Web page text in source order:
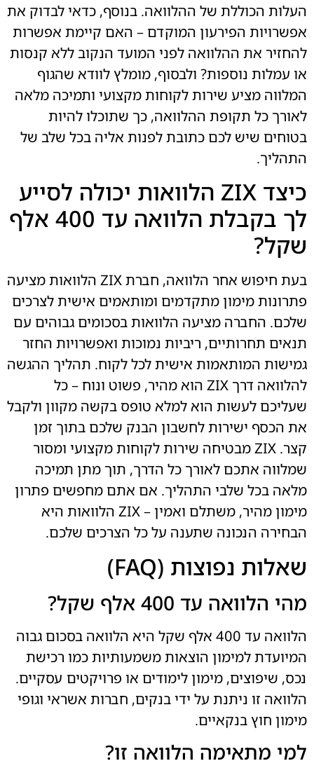
העלות הכוללת של ההלוואה. בנוסף, כדאי לבדוק את
אפשרויות הפירעון המוקדם – האם קיימת אפשרות
להחזיר את ההלוואה לפני המועד הנקוב ללא קנסות
או עמלות נוספות? ולבסוף, מומלץ לוודא שהגוף
המלווה מציע שירות לקוחות מקצועי ותמיכה מלאה
לאורך כל תקופת ההלוואה, כך שתוכלו להיות
בטוחים שיש לכם כתובת לפנות אליה בכל שלב של
התהליך.
כיצד ZIX הלוואות יכולה לסייע
לך בקבלת הלוואה עד 400 אלף
שקל?
בעת חיפוש אחר הלוואה, חברת ZIX הלוואות מציעה
פתרונות מימון מתקדמים ומותאמים אישית לצרכים
שלכם. החברה מציעה הלוואות בסכומים גבוהים עם
תנאים תחרותיים, ריביות נמוכות ואפשרויות החזר
גמישות המותאמות אישית לכל לקוח. תהליך ההגשה
להלוואה דרך ZIX הוא מהיר, פשוט ונוח – כל
שעליכם לעשות הוא למלא טופס בקשה מקוון ולקבל
את הכסף ישירות לחשבון הבנק שלכם בתוך זמן
קצר. ZIX מבטיחה שירות לקוחות מקצועי ומסור
שמלווה אתכם לאורך כל הדרך, תוך מתן תמיכה
מלאה בכל שלבי התהליך. אם אתם מחפשים פתרון
מימון מהיר, משתלם ואמין – ZIX הלוואות היא
הבחירה הנכונה שתענה על כל הצרכים שלכם.
שאלות נפוצות (FAQ)
מהי הלוואה עד 400 אלף שקל?
הלוואה עד 400 אלף שקל היא הלוואה בסכום גבוה
המיועדת למימון הוצאות משמעותיות כמו רכישת
נכס, שיפוצים, מימון לימודים או פרויקטים עסקיים.
הלוואה זו ניתנת על ידי בנקים, חברות אשראי וגופי
מימון חוץ בנקאיים.
למי מתאימה הלוואה זו?